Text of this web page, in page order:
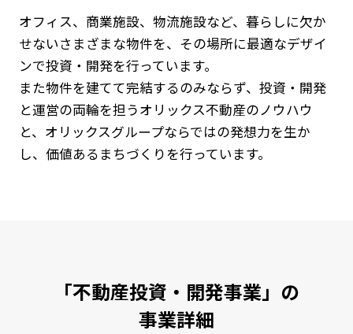
オフィス、商業施設、物流施設など、暮らしに欠か
せないさまざまな物件を、その場所に最適なデザイ
ンで投資・開発を行っています。
また物件を建てて完結するのみならず、投資・開発
と運営の両輪を担うオリックス不動産のノウハウ
と、オリックスグループならではの発想力を生か
し、価値あるまちづくりを行っています。
「不動産投資・開発事業」の
事業詳細